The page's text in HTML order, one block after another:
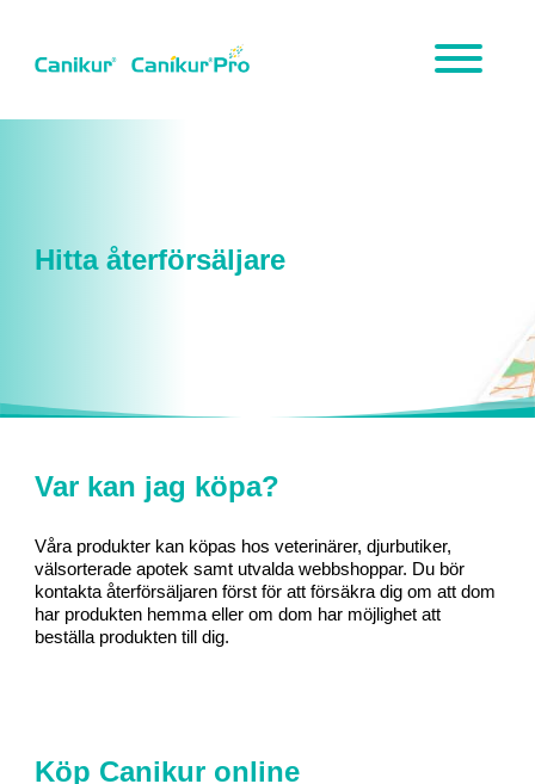
content
Hitta återförsäljare
Var kan jag köpa?
Våra produkter kan köpas hos veterinärer, djurbutiker,
välsorterade apotek samt utvalda webbshoppar. Du bör
kontakta återförsäljaren först för att försäkra dig om att dom
har produkten hemma eller om dom har möjlighet att
beställa produkten till dig.
Köp Canikur online